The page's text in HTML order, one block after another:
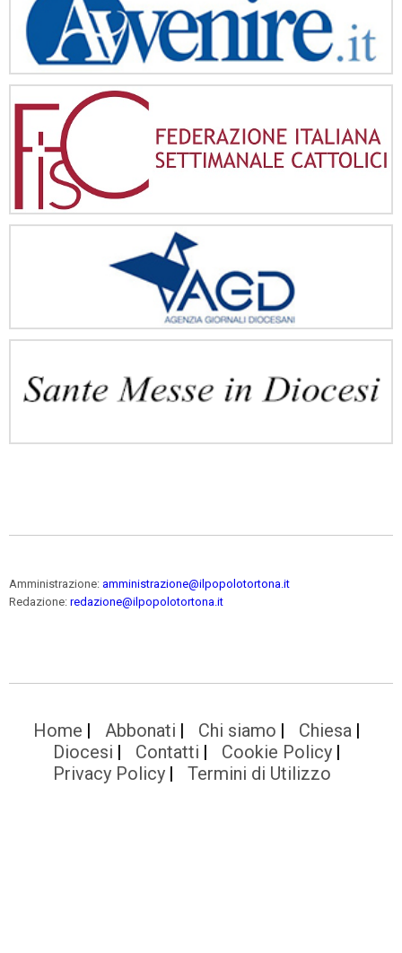
Amministrazione: amministrazione@ilpopolotortona.it
Redazione: redazione@ilpopolotortona.it
Home Abbonati Chi siamo
Chiesa
Diocesi
Contatti
Cookie Policy
Privacy Policy
Termini di Utilizzo